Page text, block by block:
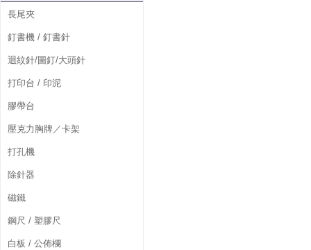
長尾夾
釘書機 / 釘書針
迴紋針/圖釘/大頭針
打印台 / 印泥
膠帶台
壓克力胸牌／卡架
打孔機
除針器
磁鐵
鋼尺 / 塑膠尺
白板 / 公佈欄